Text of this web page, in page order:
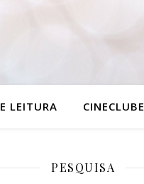
LEITURA CINECLUBE
PESQUISA